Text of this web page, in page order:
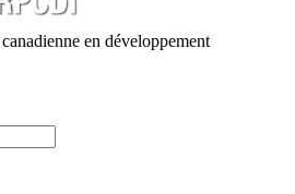
en développement